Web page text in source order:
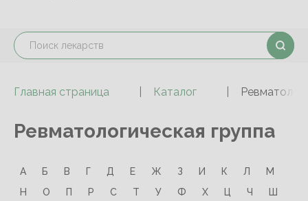
Главная страница Каталог
Ревматологическая группа
А Б В Г Д Е Ж З И К Л
М
Н
О П Р С Т У Ф Х Ц Ч
Ш